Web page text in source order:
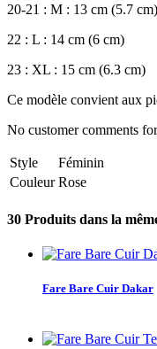
20-21 : M : 13 cm (5.7 cm)
22 : L : 14 cm (6 cm)
23 : XL : 15 cm (6.3 cm)
Ce modèle convient aux
No customer comments
Style
Féminin
Couleur Rose
30 Produits dans la
Fare Bare Cuir Dakar